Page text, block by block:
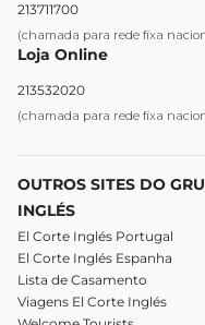
213711700
(chamada para rede fixa
Loja Online
213532020
(chamada para rede fixa
OUTROS SITES DO
INGLÉS
El Corte Inglés Portugal
El Corte Inglés Espanha
Lista de Casamento
Viagens El Corte Inglés